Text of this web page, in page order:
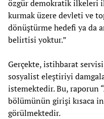
özgür demokratik ilkeleri
kurmak üzere devleti ve
dönüştürme hedefi ya da
belirtisi yoktur.”
Gerçekte, istihbarat
sosyalist eleştiriyi
istemektedir. Bu, raporun
bölümünün girişi kısaca
görülmektedir.